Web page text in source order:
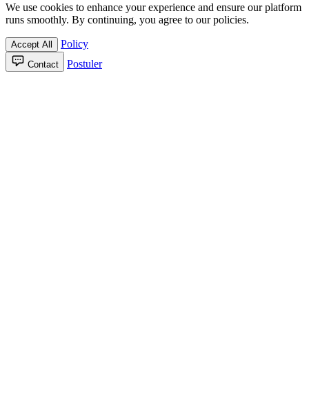
We use cookies to enhance your experience and ensure our platform
runs smoothly. By continuing, you agree to our policies.
Accept All Policy
Contact Postuler